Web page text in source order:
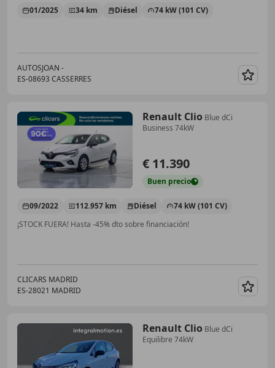
01/2025 34 km Diésel 74 kW (101 CV)
AUTOSJOAN -
ES-08693 CASSERRES
Renault Clio Blue dCi
Business 74kW
€ 11.390
Buen precio
09/2022 112.957 km Diésel
74 kW (101 CV)
¡STOCK FUERA! Hasta -45% dto sobre financiación!
CLICARS MADRID
ES-28021 MADRID
Renault Clio Blue dCi
Equilibre 74kW